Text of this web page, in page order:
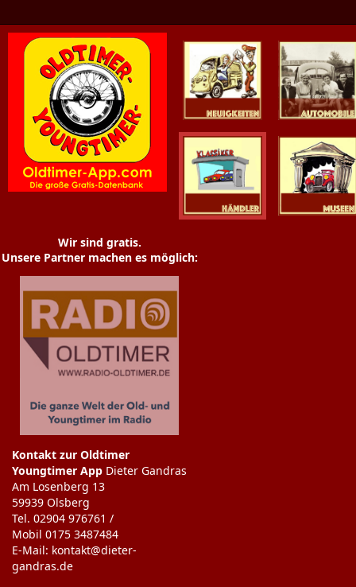
Oldtimer News
Youngtimer
Wir sind gratis.
Unsere Partner machen es möglich:
Kontakt zur Oldtimer
Youngtimer App Dieter Gandras
Am Losenberg 13
59939 Olsberg
Tel. 02904 976761 /
Mobil 0175 3487484
E-Mail: kontakt@dieter-
gandras.de